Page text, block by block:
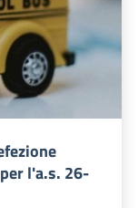
l'a.s. 26-